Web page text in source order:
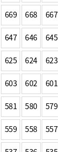
669
668 667
647
646 645
625
624 623
603
602 601
581
580 579
559
558 557